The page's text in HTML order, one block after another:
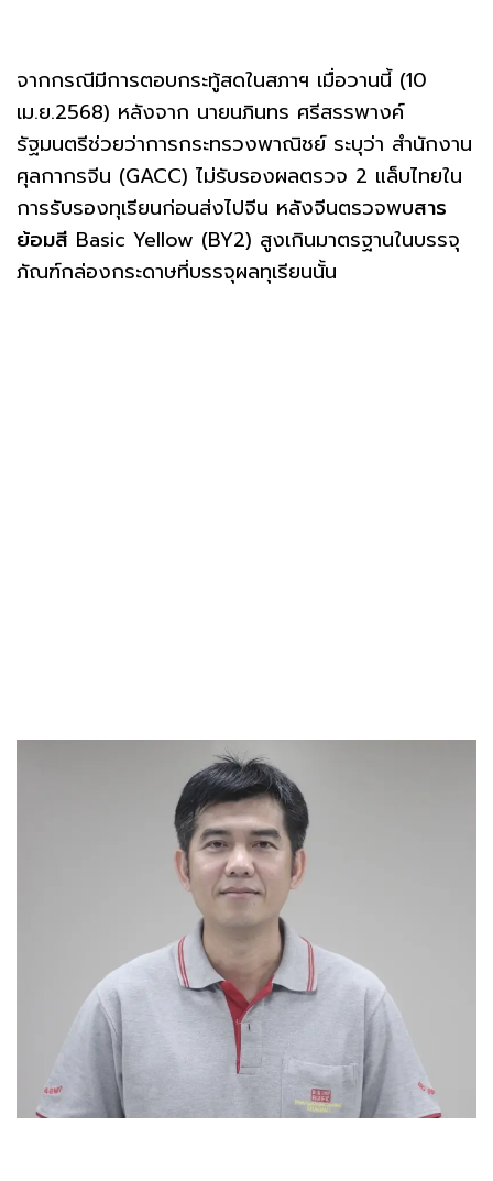
จากกรณีมีการตอบกระทู้สดในสภาฯ เมื่อวานนี้ (10
เม.ย.2568) หลังจาก นายนภินทร ศรีสรรพางค์
รัฐมนตรีช่วยว่าการกระทรวงพาณิชย์ ระบุว่า สำนักงาน
ศุลกากรจีน (GACC) ไม่รับรองผลตรวจ 2 แล็บไทยใน
การรับรองทุเรียนก่อนส่งไปจีน หลังจีนตรวจพบสาร
ย้อมสี Basic Yellow (BY2) สูงเกินมาตรฐานในบรรจุ
ภัณฑ์กล่องกระดาษที่บรรจุผลทุเรียนนั้น